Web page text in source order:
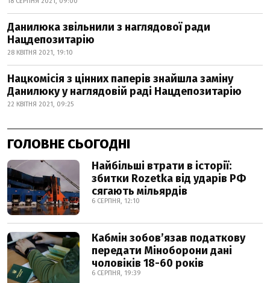
Данилюка звільнили з наглядової ради
Нацдепозитарію
28 КВІТНЯ 2021, 19:10
Нацкомісія з цінних паперів знайшла заміну
Данилюку у наглядовій раді Нацдепозитарію
22 КВІТНЯ 2021, 09:25
ГОЛОВНЕ СЬОГОДНІ
Найбільші втрати в історії:
збитки Rozetka від ударів РФ
сягають мільярдів
6 СЕРПНЯ, 12:10
Кабмін зобовʼязав податкову
передати Міноборони дані
чоловіків 18-60 років
6 СЕРПНЯ, 19:39